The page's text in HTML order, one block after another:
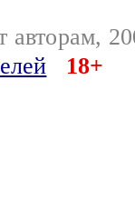
авторам,
18+